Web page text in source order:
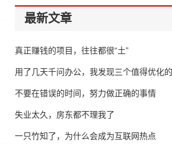
最新文章
真正赚钱的项目，往往都很“土”
用了几天千问办公，我发现三个值得优化
不要在错误的时间，努力做正确的事情
失业太久，房东都不理我了
一只竹知了，为什么会成为互联网热点